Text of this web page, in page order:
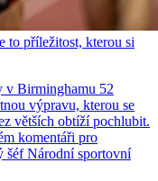
to příležitost, kterou si
v Birminghamu 52
výpravu, kterou se
větších obtíží pochlubit.
komentáři pro
šéf Národní sportovní